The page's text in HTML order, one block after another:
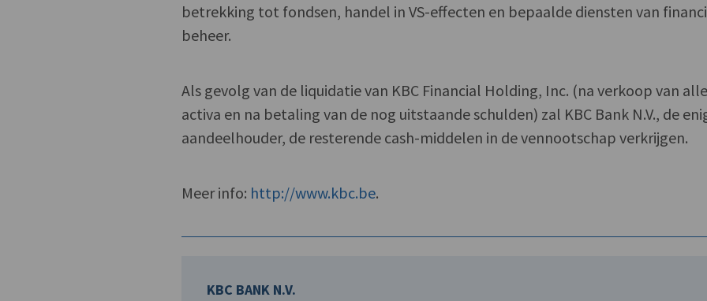
betrekking tot fondsen, handel in VS-effecten en bepaalde diensten van
beheer.
Als gevolg van de liquidatie van KBC Financial Holding, Inc. (na verkoop van
activa en na betaling van de nog uitstaande schulden) zal KBC Bank N.V., de
aandeelhouder, de resterende cash-middelen in de vennootschap verkrijgen.
Meer info: http://www.kbc.be.
KBC BANK N.V.